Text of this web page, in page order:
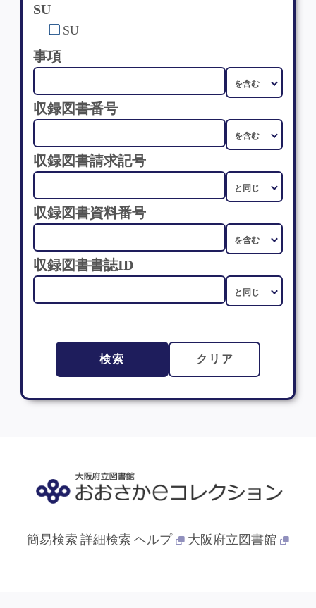
SU
SU
事項
収録図書番号
収録図書請求記号
収録図書資料番号
収録図書書誌ID
検索 クリア
簡易検索 詳細検索 ヘルプ 大阪府立図書館